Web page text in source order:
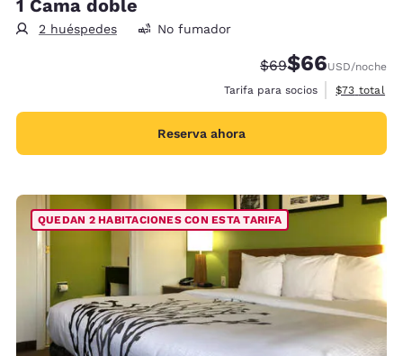
1 Cama doble
2 huéspedes No fumador
Tarifa tachada:
$69Tarifa reducida:
$66USD/noche
Tarifa para socios
Ver detalles
$73 total
Reserva ahora
QUEDAN 2 HABITACIONES CON ESTA TARIFA